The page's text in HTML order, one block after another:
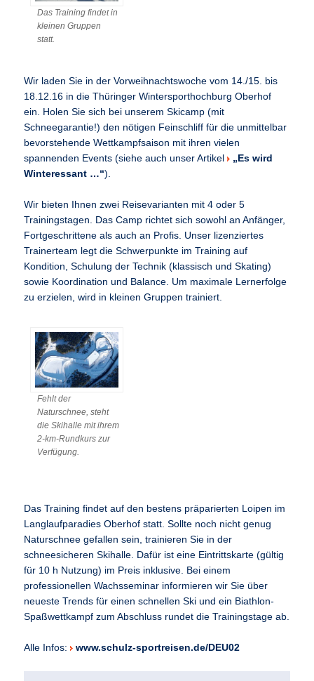
Das Training findet in
kleinen Gruppen
statt.
Wir laden Sie in der Vorweihnachtswoche vom 14./15. bis
18.12.16 in die Thüringer Wintersporthochburg Oberhof
ein. Holen Sie sich bei unserem Skicamp (mit
Schneegarantie!) den nötigen Feinschliff für die unmittelbar
bevorstehende Wettkampfsaison mit ihren vielen
spannenden Events (siehe auch unser Artikel „Es wird
Winteressant …“).
Wir bieten Ihnen zwei Reisevarianten mit 4 oder 5
Trainingstagen. Das Camp richtet sich sowohl an Anfänger,
Fortgeschrittene als auch an Profis. Unser lizenziertes
Trainerteam legt die Schwerpunkte im Training auf
Kondition, Schulung der Technik (klassisch und Skating)
sowie Koordination und Balance. Um maximale Lernerfolge
zu erzielen, wird in kleinen Gruppen trainiert.
Fehlt der
Naturschnee, steht
die Skihalle mit ihrem
2-km-Rundkurs zur
Verfügung.
Das Training findet auf den bestens präparierten Loipen im
Langlaufparadies Oberhof statt. Sollte noch nicht genug
Naturschnee gefallen sein, trainieren Sie in der
schneesicheren Skihalle. Dafür ist eine Eintrittskarte (gültig
für 10 h Nutzung) im Preis inklusive. Bei einem
professionellen Wachsseminar informieren wir Sie über
neueste Trends für einen schnellen Ski und ein Biathlon-
Spaßwettkampf zum Abschluss rundet die Trainingstage ab.
Alle Infos: www.schulz-sportreisen.de/DEU02